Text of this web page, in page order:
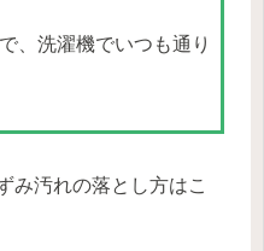
、洗濯機でいつも通り
み汚れの落とし方はこ